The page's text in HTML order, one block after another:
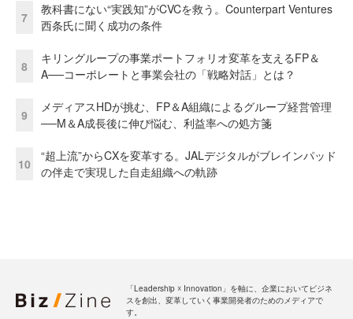
7
教科書にない“実践知”がCVCを救う。Counterpart Ventures
西条氏に聞く成功の条件
8
キリングループの事業ポートフォリオ変革を支えるFP＆
A──コーポレートと事業会社の「戦略対話」とは？
9
メディアスHDが挑む、FP＆A組織によるグループ経営管理
──M＆A成長後に伸び悩む、利益率への処方箋
10
“超上流”からCXを変革する。JALデジタルがブレインパッド
の伴走で実現した自走組織への軌跡
「Leadership ☓ Innovation」を軸に、企業においてビジネ
スを創出、変革していく事業開発者のためのメディアで
す。